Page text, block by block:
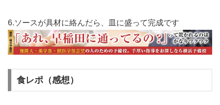
6.ソースが具材に絡んだら、皿に盛って完成です
食レポ（感想）